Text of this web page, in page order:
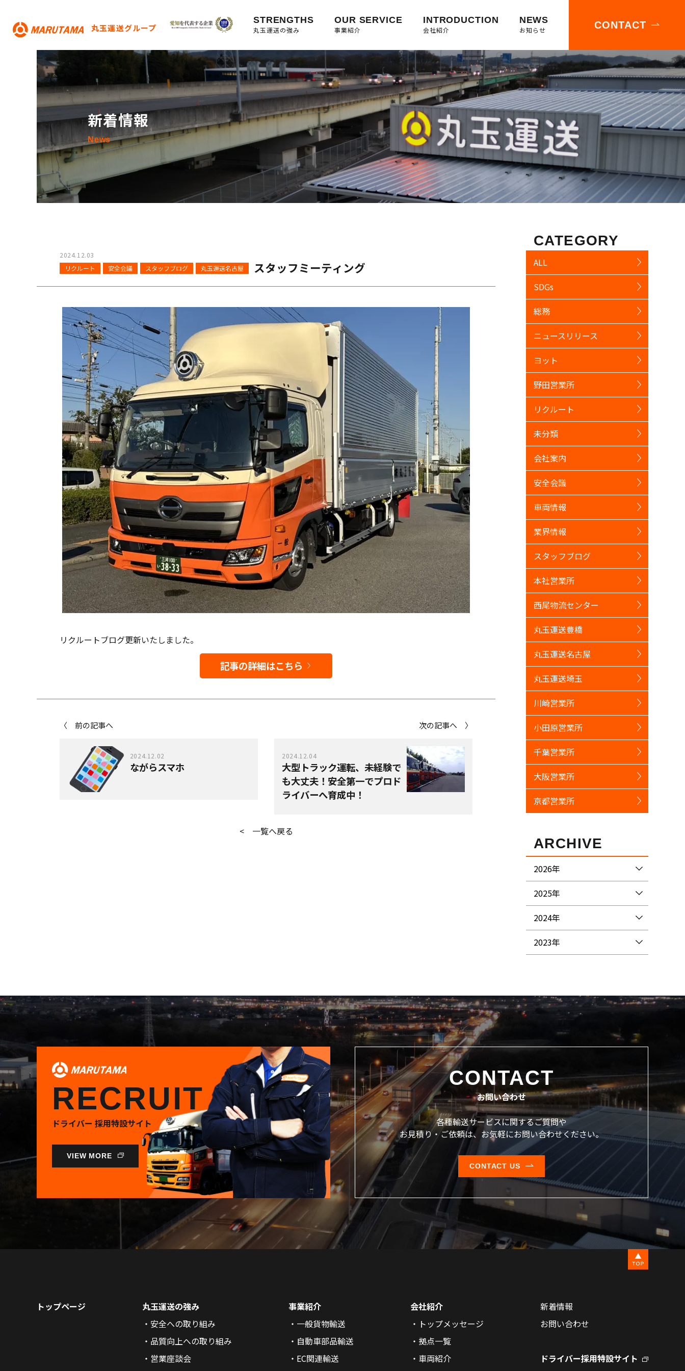
丸玉運送グループ
STRENGTHS
丸玉運送の強み
OUR SERVICE
事業紹介
INTRODUCTION
会社紹介
NEWS
お知らせ CONTACT
新着情報
News
2024.12.03
リクルート
安全会議 スタッフブログ 丸玉運送名古屋 スタッフミーティング
リクルートブログ更新いたしました。
記事の詳細はこちら
〈 前の記事へ
2024.12.02
ながらスマホ
次の記事へ 〉
2024.12.04
大型トラック運転、未経験で
も大丈夫！安全第一でプロド
ライバーへ育成中！
< 一覧へ戻る
CATEGORY
ALL
SDGs
総務
ニュースリリース
ヨット
野田営業所
リクルート
未分類
会社案内
安全会議
車両情報
業界情報
スタッフブログ
本社営業所
西尾物流センター
丸玉運送豊橋
丸玉運送名古屋
丸玉運送埼玉
川崎営業所
小田原営業所
千葉営業所
大阪営業所
京都営業所
ARCHIVE
2026年
2025年
2024年
2023年
RECRUIT
ドライバー 採用特設サイト
VIEW MORE
CONTACT
お問い合わせ
各種輸送サービスに関するご質問や
お見積り・ご依頼は、 お気軽にお問い合わせください。
CONTACT US
トップページ
丸玉運送の強み
安全への取り組み
品質向上への取り組み
営業座談会
事業紹介
一般貨物輸送
自動車部品輸送
EC関連輸送
会社紹介
トップメッセージ
拠点一覧
車両紹介
新着情報
お問い合わせ
ドライバー採用特設サイト